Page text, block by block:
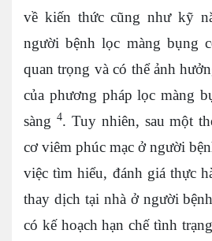
về kiến thức cũng như kỹ
người bệnh lọc màng bụng
quan trọng và có thể ảnh
của phương pháp lọc màng
sàng 4. Tuy nhiên, sau một
cơ viêm phúc mạc ở người
việc tìm hiểu, đánh giá thực
thay dịch tại nhà ở người
có kế hoạch hạn chế tình